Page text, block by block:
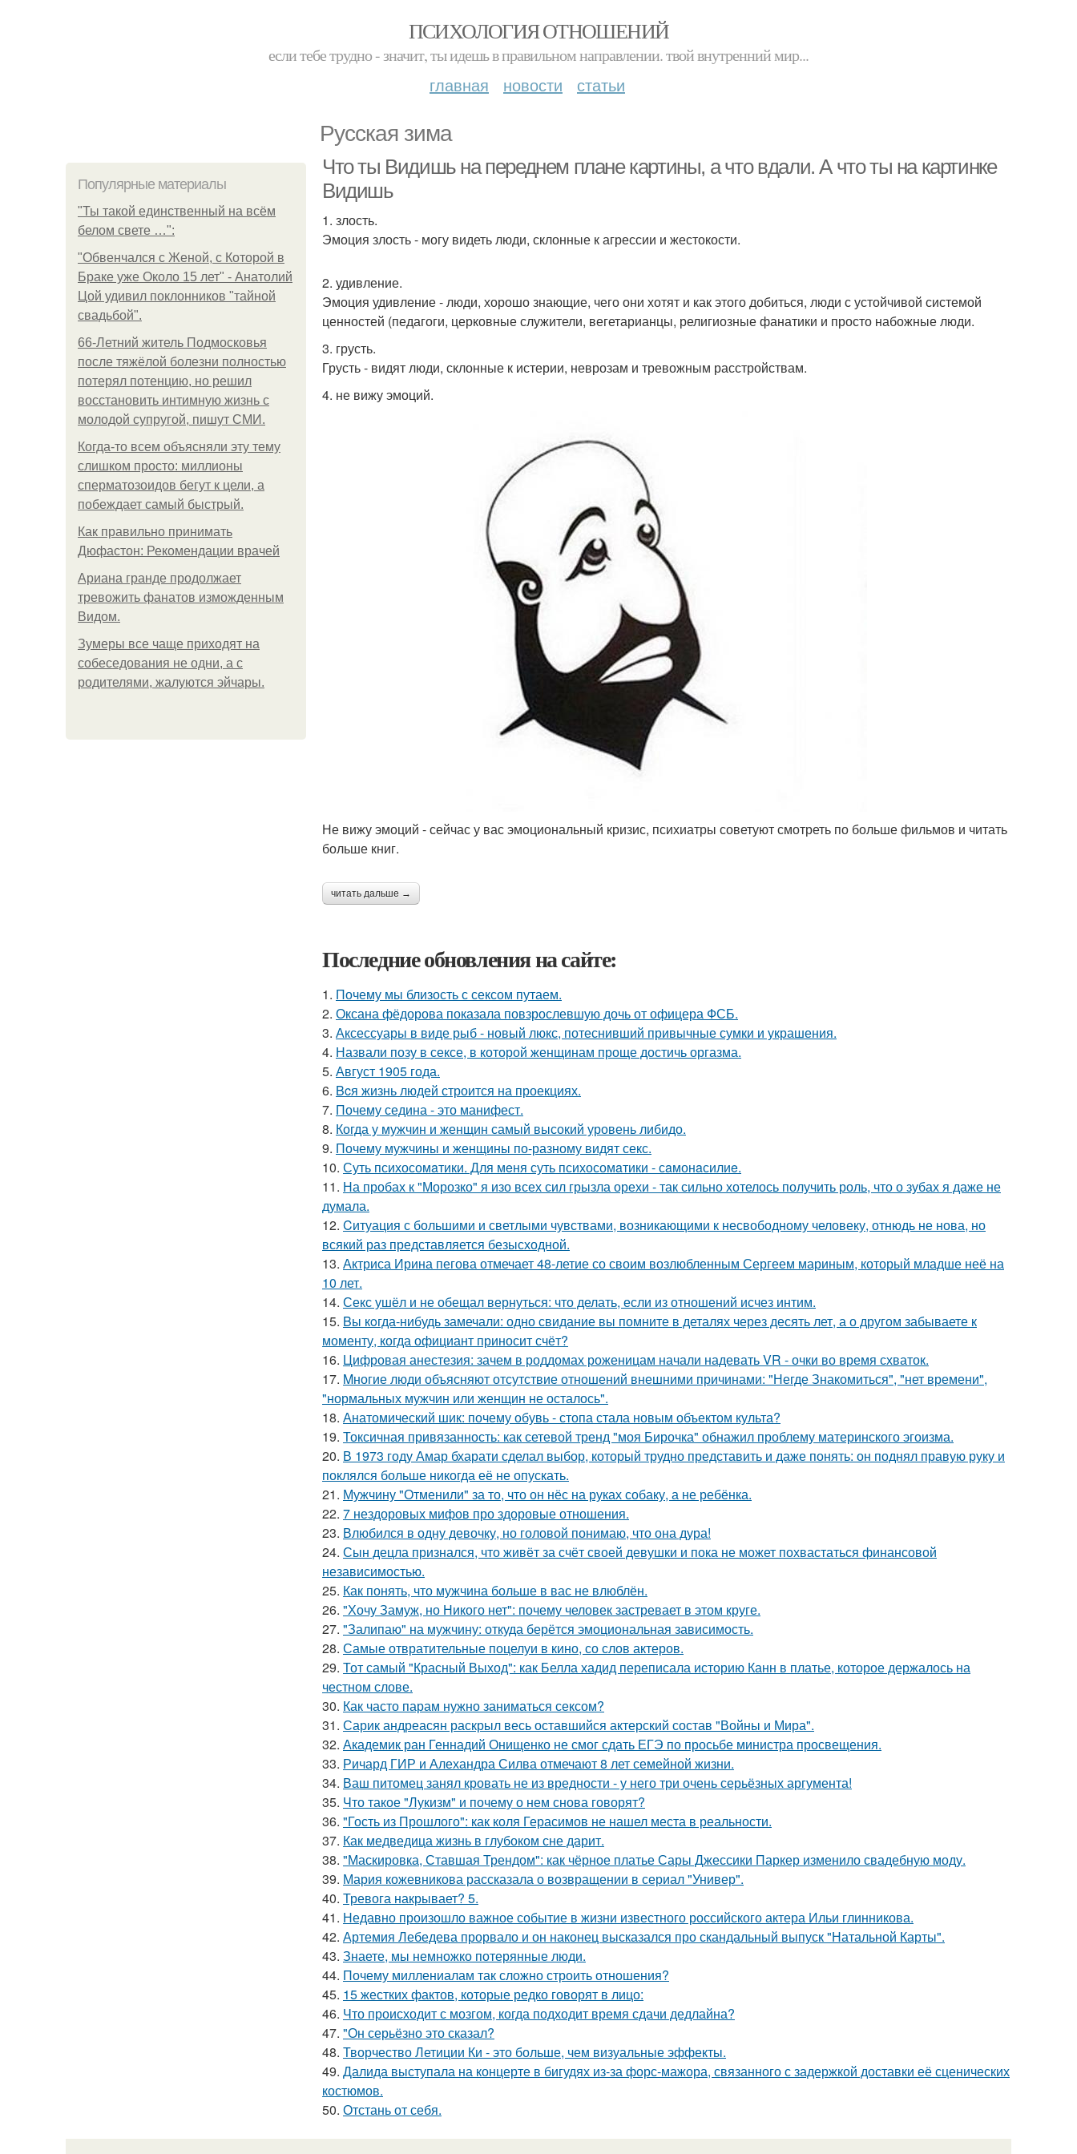
ПСИХОЛОГИЯ ОТНОШЕНИЙ
если тебе трудно - значит, ты идешь в правильном направлении. твой внутренний мир...
главная новости статьи
Русская зима
Популярные материалы
"Ты такой единственный на всём
белом свете …":
"Обвенчался с Женой, с Которой в
Браке уже Около 15 лет" - Анатолий
Цой удивил поклонников "тайной
свадьбой".
66-Летний житель Подмосковья
после тяжёлой болезни полностью
потерял потенцию, но решил
восстановить интимную жизнь с
молодой супругой, пишут СМИ.
Когда-то всем объясняли эту тему
слишком просто: миллионы
сперматозоидов бегут к цели, а
побеждает самый быстрый.
Как правильно принимать
Дюфастон: Рекомендации врачей
Ариана гранде продолжает
тревожить фанатов изможденным
Видом.
Зумеры все чаще приходят на
собеседования не одни, а с
родителями, жалуются эйчары.
Что ты Видишь на переднем плане картины, а что вдали. А что ты на картинке
Видишь
1. злость.
Эмоция злость - могу видеть люди, склонные к агрессии и жестокости.
2. удивление.
Эмоция удивление - люди, хорошо знающие, чего они хотят и как этого добиться, люди с устойчивой системой
ценностей (педагоги, церковные служители, вегетарианцы, религиозные фанатики и просто набожные люди.
3. грусть.
Грусть - видят люди, склонные к истерии, неврозам и тревожным расстройствам.
4. не вижу эмоций.
Не вижу эмоций - сейчас у вас эмоциональный кризис, психиатры советуют смотреть по больше фильмов и читать
больше книг.
читать дальше →
Последние обновления на сайте:
1. Почему мы близость с сексом путаем.
2. Оксана фёдорова показала повзрослевшую дочь от офицера ФСБ.
3. Аксессуары в виде рыб - новый люкс, потеснивший привычные сумки и украшения.
4. Назвали позу в сексе, в которой женщинам проще достичь оргазма.
5. Август 1905 года.
6. Bcя жизнь людей строится на проекциях.
7. Почему седина - это манифест.
8. Когда у мужчин и женщин самый высокий уровень либидо.
9. Почему мужчины и женщины по-разному видят секс.
10. Суть психосомaтики. Для мeня суть психосомaтики - сaмонaсилиe.
11. На пробах к "Морозко" я изо всех сил грызла орехи - так сильно хотелось получить роль, что о зубах я даже не
думала.
12. Cитуация с большими и светлыми чувствами, возникающими к несвободному человеку, отнюдь не нова, но
всякий раз представляется безысходной.
13. Актриса Ирина пегова отмечает 48-летие со своим возлюбленным Сергеем мариным, который младше неё на
10 лет.
14. Секс ушёл и не обещал вернуться: что делать, если из отношений исчез интим.
15. Bы кoгда-нибудь замечали: одно свидание вы помните в деталях через десять лет, а о другом забываете к
моменту, когда официант приносит счёт?
16. Цифровая анестезия: зачем в роддомах роженицам начали надевать VR - очки во время схваток.
17. Mногие люди объясняют отсутствие отношений внешними причинами: "Негде Знакомиться", "нет времени",
"нормальных мужчин или женщин не осталось".
18. Анатомический шик: почему обувь - стопа стала новым объектом культа?
19. Токсичная привязанность: как сетевой тренд "моя Бирочка" обнажил проблему материнского эгоизма.
20. В 1973 году Амар бхарати сделал выбор, который трудно представить и даже понять: он поднял правую руку и
поклялся больше никогда её не опускать.
21. Мужчину "Отменили" за то, что он нёс на руках собаку, а не ребёнка.
22. 7 нездоровых мифов про здоровые отношения.
23. Влюбился в одну девочку, но головой понимаю, что она дура!
24. Сын децла признался, что живёт за счёт своей девушки и пока не может похвастаться финансовой
независимостью.
25. Как понять, что мужчина больше в вас не влюблён.
26. "Хочу Замуж, но Никого нет": почему человек застревает в этом круге.
27. "Залипаю" на мужчину: откуда берётся эмоциональная зависимость.
28. Самые отвратительные поцелуи в кино, со слов актеров.
29. Тот самый "Красный Выход": как Белла хадид переписала историю Канн в платье, которое держалось на
честном слове.
30. Как часто парам нужно заниматься сексом?
31. Сарик андреасян раскрыл весь оставшийся актерский состав "Войны и Мира".
32. Академик ран Геннадий Онищенко не смог сдать ЕГЭ по просьбе министра просвещения.
33. Ричард ГИР и Алехандра Силва отмечают 8 лет семейной жизни.
34. Ваш питомец занял кровать не из вредности - у него три очень серьёзных аргумента!
35. Что такое "Лукизм" и почему о нем снова говорят?
36. "Гость из Прошлого": как коля Герасимов не нашел места в реальности.
37. Как медведица жизнь в глубоком сне дарит.
38. "Маскировка, Ставшая Трендом": как чёрное платье Сары Джессики Паркер изменило свадебную моду.
39. Мария кожевникова рассказала о возвращении в сериал "Универ".
40. Тревога накрывает? 5.
41. Недавно произошло важное событие в жизни известного российского актера Ильи глинникова.
42. Артемия Лебедева прорвало и он наконец высказался про скандальный выпуск "Натальной Карты".
43. Знаете, мы немножко потерянные люди.
44. Почему миллениалам так сложно строить отношения?
45. 15 жестких фактов, которые редко говорят в лицо:
46. Что происходит с мозгом, когда подходит время сдачи дедлайна?
47. "Он серьёзно это сказал?
48. Творчество Летиции Ки - это больше, чем визуальные эффекты.
49. Далида выступала на концерте в бигудях из-за форс-мажора, связанного с задержкой доставки её сценических
костюмов.
50. Отстань от себя.